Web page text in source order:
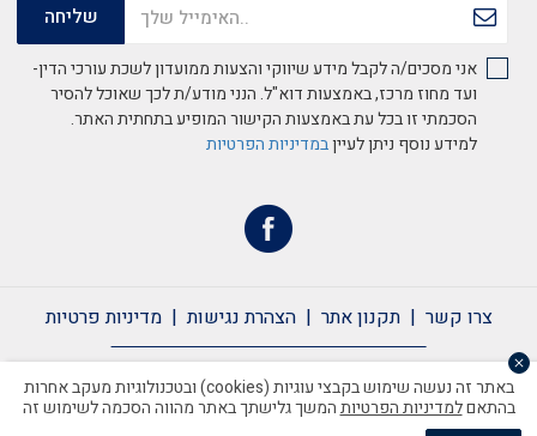
אני מסכים/ה לקבל מידע שיווקי והצעות ממועדון לשכת עורכי הדין-
ועד מחוז מרכז, באמצעות דוא"ל. הנני מודע/ת לכך שאוכל להסיר
הסכמתי זו בכל עת באמצעות הקישור המופיע בתחתית האתר.
למידע נוסף ניתן לעייןבמדיניות הפרטיות
צרו קשר תקנון אתר הצהרת נגישות מדיניות פרטיות
כל הזכויות שמורות לשכת עורכי הדין ©2020
צרו קשר תקנון אתר הצהרת נגישות מדיניות פרטיות
באתר זה נעשה שימוש בקבצי עוגיות (cookies) ובטכנולוגיות מעקב אחרות
בהתאםלמדיניות הפרטיותהמשך גלישתך באתר מהווה הסכמה לשימוש זה